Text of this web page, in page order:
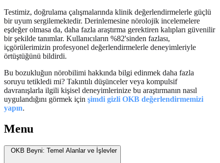
Testimiz, doğrulama çalışmalarında klinik değerlendirmelerle güçlü
bir uyum sergilemektedir. Derinlemesine nörolojik incelemelere
eşdeğer olmasa da, daha fazla araştırma gerektiren kalıpları güvenilir
bir şekilde tanımlar. Kullanıcıların %82'sinden fazlası,
içgörülerimizin profesyonel değerlendirmelerle deneyimleriyle
örtüştüğünü bildirdi.
Bu bozukluğun nörobilimi hakkında bilgi edinmek daha fazla
soruyu tetikledi mi? Takıntılı düşünceler veya kompulsif
davranışlarla ilgili kişisel deneyimlerinize bu araştırmanın nasıl
uygulandığını görmek için şimdi gizli OKB değerlendirmemizi
yapın.
Menu
OKB Beyni: Temel Alanlar ve İşlevler